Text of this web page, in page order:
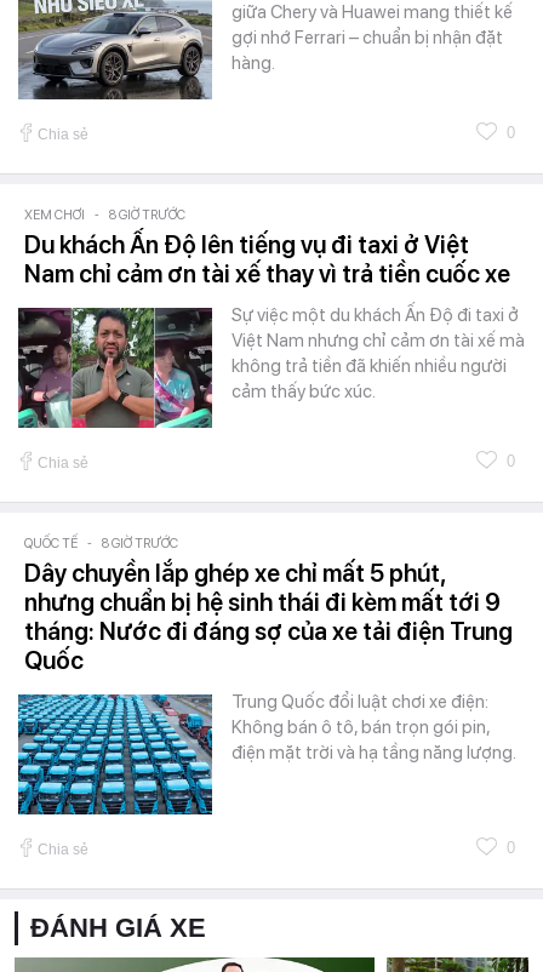
giữa Chery và Huawei mang thiết kế
gợi nhớ Ferrari – chuẩn bị nhận đặt
hàng.
Chia sẻ 0
XEM CHƠI - 8 GIỜ TRƯỚC
Du khách Ấn Độ lên tiếng vụ đi taxi ở Việt
Nam chỉ cảm ơn tài xế thay vì trả tiền cuốc xe
Sự việc một du khách Ấn Độ đi taxi ở
Việt Nam nhưng chỉ cảm ơn tài xế mà
không trả tiền đã khiến nhiều người
cảm thấy bức xúc.
Chia sẻ 0
QUỐC TẾ - 8 GIỜ TRƯỚC
Dây chuyền lắp ghép xe chỉ mất 5 phút,
nhưng chuẩn bị hệ sinh thái đi kèm mất tới 9
tháng: Nước đi đáng sợ của xe tải điện Trung
Quốc
Trung Quốc đổi luật chơi xe điện:
Không bán ô tô, bán trọn gói pin,
điện mặt trời và hạ tầng năng lượng.
Chia sẻ 0
ĐÁNH GIÁ XE